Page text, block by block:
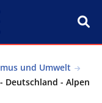
und Umwelt
Deutschland - Alpen